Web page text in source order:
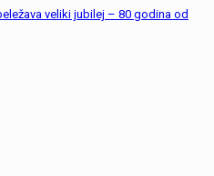
veliki jubilej – 80 godina od